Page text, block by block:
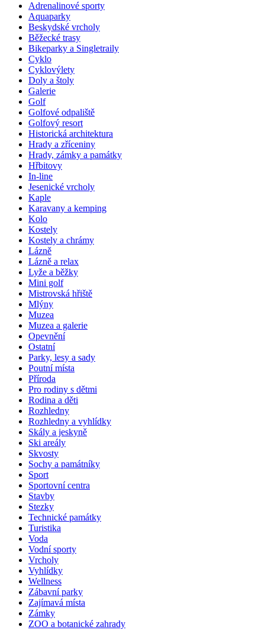
Adrenalinové sporty
Aquaparky
Beskydské vrcholy
Běžecké trasy
Bikeparky a Singletraily
Cyklo
Cyklovýlety
Doly a štoly
Galerie
Golf
Golfové odpaliště
Golfový resort
Historická architektura
Hrady a zříceniny
Hrady, zámky a památky
Hřbitovy
In-line
Jesenické vrcholy
Kaple
Karavany a kemping
Kolo
Kostely
Kostely a chrámy
Lázně
Lázně a relax
Lyže a běžky
Mini golf
Mistrovská hřiště
Mlýny
Muzea
Muzea a galerie
Opevnění
Ostatní
Parky, lesy a sady
Poutní místa
Příroda
Pro rodiny s dětmi
Rodina a děti
Rozhledny
Rozhledny a vyhlídky
Skály a jeskyně
Ski areály
Skvosty
Sochy a památníky
Sport
Sportovní centra
Stavby
Stezky
Technické památky
Turistika
Voda
Vodní sporty
Vrcholy
Vyhlídky
Wellness
Zábavní parky
Zajímavá místa
Zámky
ZOO a botanické zahrady